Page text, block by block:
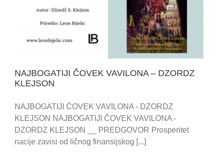
NAJBOGATIJI ČOVEK VAVILONA – DZORDZ
KLEJSON
NAJBOGATIJI ČOVEK VAVILONA - DZORDZ
KLEJSON NAJBOGATIJI ČOVEK VAVILONA -
DZORDZ KLEJSON __ PREDGOVOR Prosperitet
nacije zavisi od ličnog finansijskog [...]